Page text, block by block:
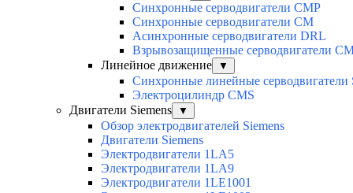
Синхронные серводвигатели CMP
Синхронные серводвигатели CM
Асинхронные серводвигатели DRL
Взрывозащищенные серводвигатели
Линейное движение
▼
Синхронные линейные серводвигатели
Электроцилиндр CMS
Двигатели Siemens
▼
Обзор электродвигателей Siemens
Двигатели Siemens
Электродвигатели 1LA5
Электродвигатели 1LA9
Электродвигатели 1LE1001